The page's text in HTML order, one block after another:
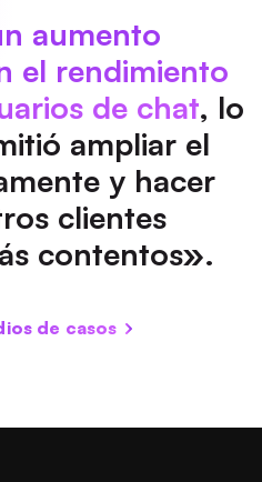
aumento
el rendimiento
de chat, lo
ampliar el
y hacer
clientes
contentos».
de casos